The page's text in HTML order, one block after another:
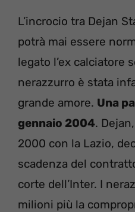
L’incrocio tra Dejan
potrà mai essere
legato l’ex calciatore
nerazzurro è stata
grande amore. Una
gennaio 2004.
2000 con la Lazio,
scadenza del
corte dell’Inter. I
milioni più la